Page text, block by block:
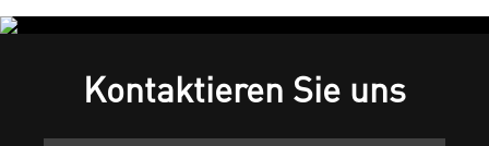
Kontaktieren Sie uns